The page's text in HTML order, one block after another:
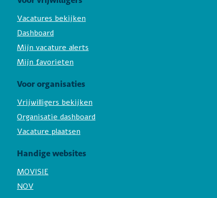
Vacatures bekijken
Dashboard
Mijn vacature alerts
Mijn favorieten
Voor organisaties
Vrijwilligers bekijken
Organisatie dashboard
Vacature plaatsen
Handige websites
MOVISIE
NOV